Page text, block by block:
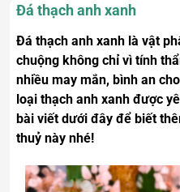
Đá thạch anh xanh
Đá thạch anh xanh là vật
chuộng không chỉ vì tính
nhiều may mắn, bình an
loại thạch anh xanh được
bài viết dưới đây để biết
thuỷ này nhé!